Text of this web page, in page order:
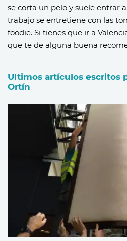
se corta un pelo y suele entrar
trabajo se entretiene con las
foodie. Si tienes que ir a
que te de alguna buena
Ultimos artículos escritos
Ortín